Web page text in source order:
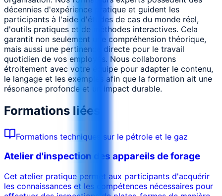
décennies d'expérience pratique et guident les
participants à l'aide d'études de cas du monde réel,
d'outils pratiques et de méthodes interactives. Cela
garantit non seulement une compréhension théorique,
mais aussi une pertinence directe pour le travail
quotidien de vos employés. Nous collaborons
étroitement avec votre équipe pour adapter le contenu,
le langage et les exemples afin que la formation ait une
résonance profonde et un impact durable.
Formations liées
Formations techniques sur le pétrole et le gaz
Atelier d'inspection des appareils de forage
Cet atelier pratique permet aux participants d'acquérir
les connaissances et les compétences nécessaires pour